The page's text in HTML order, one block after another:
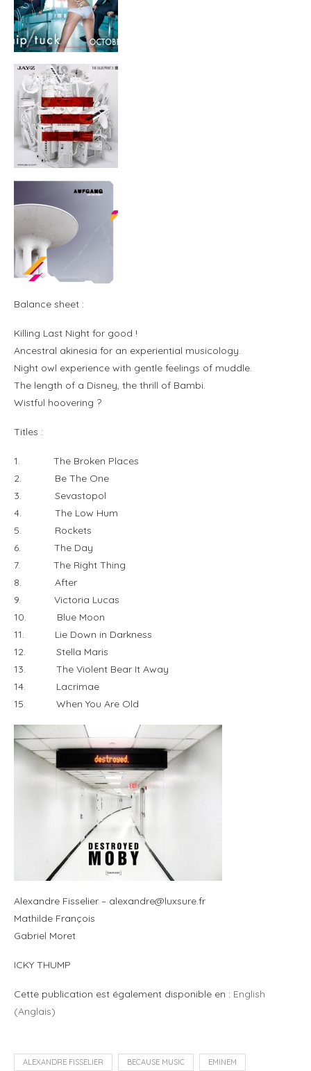
Balance sheet :
Killing Last Night for good !
Ancestral akinesia for an experiential musicology.
Night owl experience with gentle feelings of muddle.
The length of a Disney, the thrill of Bambi.
Wistful hoovering ?
Titles :
1. The Broken Places
2. Be The One
3. Sevastopol
4. The Low Hum
5. Rockets
6. The Day
7. The Right Thing
8. After
9. Victoria Lucas
10. Blue Moon
11. Lie Down in Darkness
12. Stella Maris
13. The Violent Bear It Away
14. Lacrimae
15. When You Are Old
Alexandre Fisselier – alexandre@luxsure.fr
Mathilde François
Gabriel Moret
ICKY THUMP
Cette publication est également disponible en : English
(Anglais)
ALEXANDRE FISSELIER BECAUSE MUSIC EMINEM